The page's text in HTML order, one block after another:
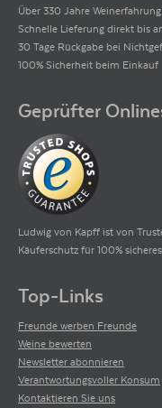
Über 330 Jahre Weinerfahrung
Schnelle Lieferung direkt bis
30 Tage Rückgabe bei
100% Sicherheit beim Einkauf
Geprüfter
Ludwig von Kapff ist von
Käuferschutz für 100%
Top-Links
Freunde werben Freunde
Weine bewerten
Newsletter abonnieren
Verantwortungsvoller Konsum
Kontaktieren Sie uns